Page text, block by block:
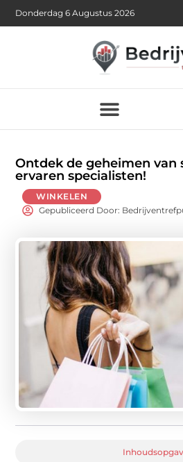
Donderdag 6 Augustus 2026
Ontdek de geheimen van
ervaren specialisten!
WINKELEN
Gepubliceerd Door: